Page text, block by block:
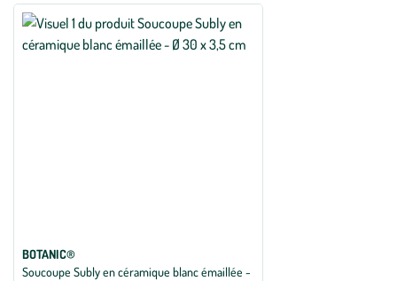
BOTANIC®
Soucoupe Subly en céramique blanc émaillée -